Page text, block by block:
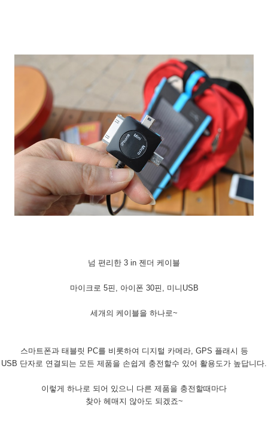
넘 편리한 3 in 젠더 케이블
마이크로 5핀, 아이폰 30핀, 미니USB
세개의 케이블을 하나로~
스마트폰과 태블릿 PC를 비롯하여 디지털 카메라, GPS 플래시 등
USB 단자로 연결되는 모든 제품을 손쉽게 충전할수 있어 활용도가 높답니다.
이렇게 하나로 되어 있으니 다른 제품을 충전할때마다
찾아 헤매지 않아도 되겠죠~